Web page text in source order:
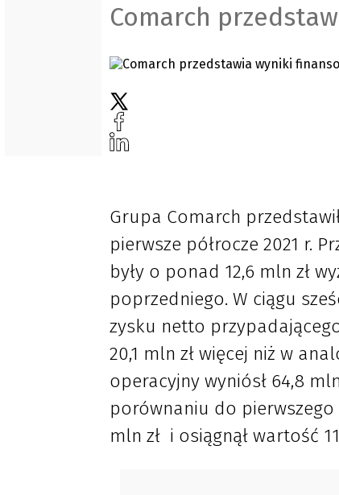
Comarch
Grupa Comarch
pierwsze półrocze 2021 r.
były o ponad 12,6 mln zł
poprzedniego. W ciągu
zysku netto
20,1 mln zł więcej niż w
operacyjny wyniósł 64,8
porównaniu do pierwszego
mln zł i osiągnął wartość